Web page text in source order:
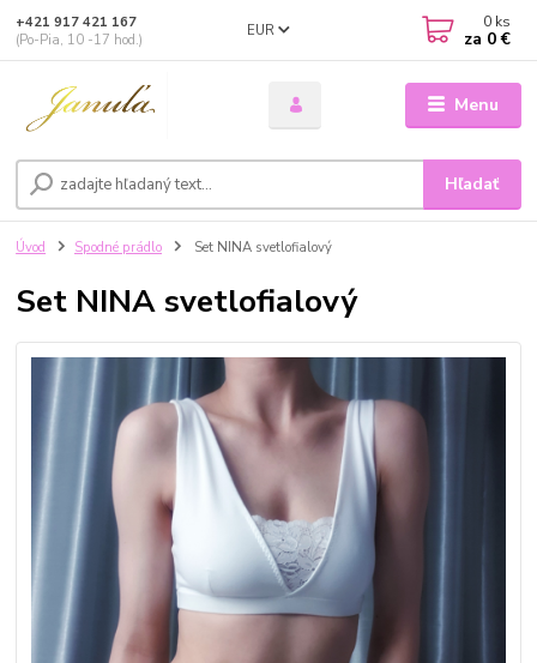
Menu
EUR
Hľadať
+421 917 421 167
(Po-Pia, 10 -17 hod.)
0 ks
za 0 €
Úvod Spodné prádlo Set NINA svetlofialový
Set NINA svetlofialový